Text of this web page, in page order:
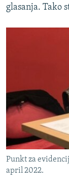
glasanja. Tako
Punkt za
april 2022.